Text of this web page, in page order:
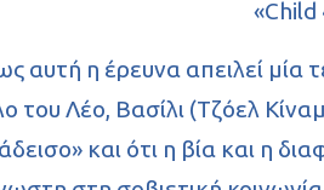
αυτή η έρευνα απειλεί μία
του Λέο, Βασίλι (Τζόελ
και ότι η βία και η